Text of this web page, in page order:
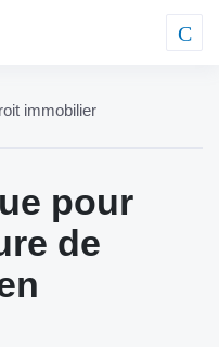
immobilier
pour
de